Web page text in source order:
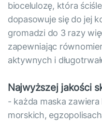
biocelulozę, która
dopasowuje się do jej
gromadzi do 3 razy
zapewniając
aktywnych i
Najwyższej jakości
- każda maska zawiera
morskich,